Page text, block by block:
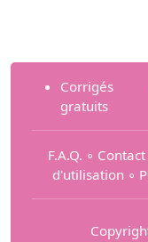
Corrigés
gratuits
F.A.Q. ∘ Contact
d'utilisation ∘